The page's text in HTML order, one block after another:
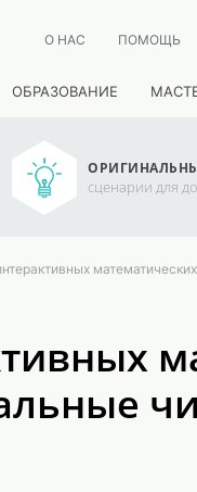
О НАС ПОМОЩЬ
ОБРАЗОВАНИЕ
сценарии для